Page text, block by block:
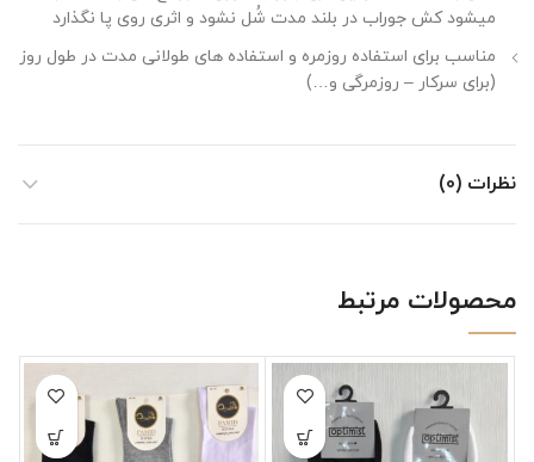
میشود کش جوراب در بلند مدت شُل نشود و اثری روی پا نگذارد
مناسب برای استفاده روزمره و استفاده های طولانی مدت در طول روز
(برای سرکار – روزمرگی و…)
نظرات (0)
محصولات مرتبط